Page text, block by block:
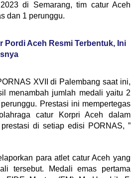
di Semarang, tim catur Aceh
dan 1 perunggu.
Pordi Aceh Resmi Terbentuk, Ini
XVII di Palembang saat ini,
menambah jumlah medali yaitu 2
Prestasi ini mempertegas
catur Korpri Aceh dalam
di setiap edisi PORNAS, ”
para atlet catur Aceh yang
tersebut. Medali emas pertama